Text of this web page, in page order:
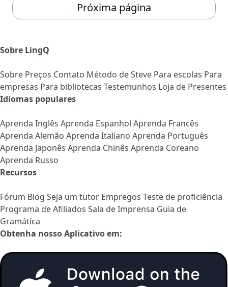
Próxima página
Sobre LingQ
Sobre Preços Contato Método de Steve Para escolas Para
empresas Para bibliotecas Testemunhos Loja de Presentes
Idiomas populares
Aprenda Inglês Aprenda Espanhol Aprenda Francês
Aprenda Alemão Aprenda Italiano Aprenda Português
Aprenda Japonês Aprenda Chinês Aprenda Coreano
Aprenda Russo
Recursos
Fórum Blog Seja um tutor Empregos Teste de proficiência
Programa de Afiliados Sala de Imprensa Guia de
Gramática
Obtenha nosso Aplicativo em: